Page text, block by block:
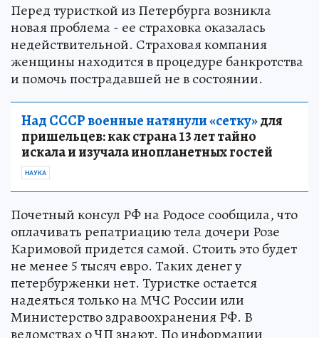
Перед туристкой из Петербурга возникла
новая проблема - ее страховка оказалась
недействительной. Страховая компания
женщины находится в процедуре банкротства
и помочь пострадавшей не в состоянии.
Над СССР военные натянули «сетку»для
пришельцев: как страна 13 лет тайно
искала и изучала инопланетных гостей
НАУКА
Почетный консул РФ на Родосе сообщила, что
оплачивать репатриацию тела дочери Розе
Каримовой придется самой. Стоить это будет
не менее 5 тысяч евро. Таких денег у
петербурженки нет. Туристке остается
надеяться только на МЧС России или
Министерство здравоохранения РФ. В
ведомствах о ЧП знают. По информации